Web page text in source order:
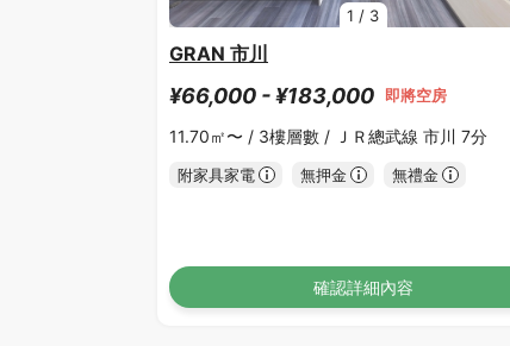
1 / 3
GRAN 市川
¥66,000 - ¥183,000 即將空房
11.70㎡〜 / 3樓層數 / ＪＲ總武線 市川 7分
附家具家電 無押金 無禮金
確認詳細內容